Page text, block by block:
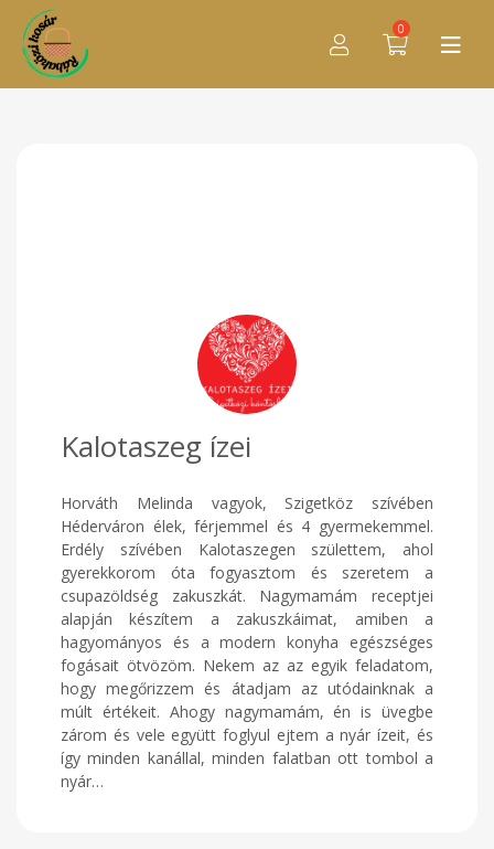
0
Kalotaszeg ízei
Horváth Melinda vagyok, Szigetköz szívében
Héderváron élek, férjemmel és 4 gyermekemmel.
Erdély szívében Kalotaszegen születtem, ahol
gyerekkorom óta fogyasztom és szeretem a
csupazöldség zakuszkát. Nagymamám receptjei
alapján készítem a zakuszkáimat, amiben a
hagyományos és a modern konyha egészséges
fogásait ötvözöm. Nekem az az egyik feladatom,
hogy megőrizzem és átadjam az utódainknak a
múlt értékeit. Ahogy nagymamám, én is üvegbe
zárom és vele együtt foglyul ejtem a nyár ízeit, és
így minden kanállal, minden falatban ott tombol a
nyár…